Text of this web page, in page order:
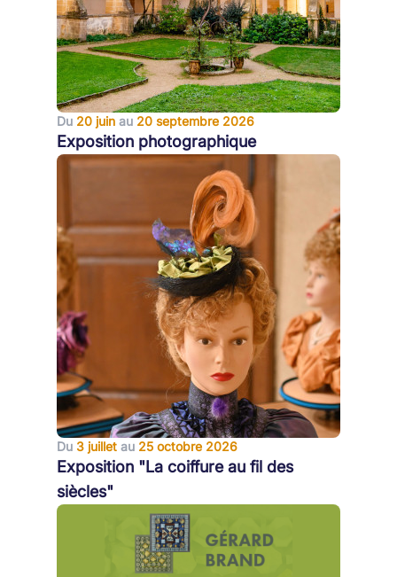
Du 20 juin au 20 septembre 2026
Exposition photographique
Du 3 juillet au 25 octobre 2026
Exposition "La coiffure au fil des
siècles"